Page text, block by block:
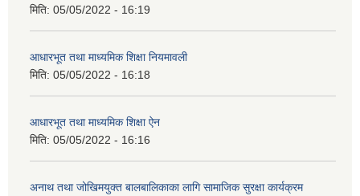
मिति: 05/05/2022 - 16:19
आधारभूत तथा माध्यमिक शिक्षा नियमावली
मिति: 05/05/2022 - 16:18
आधारभूत तथा माध्यमिक शिक्षा ऐन
मिति: 05/05/2022 - 16:16
अनाथ तथा जोखिमयुक्त बालबालिकाका लागि सामाजिक सुरक्षा कार्यक्रम